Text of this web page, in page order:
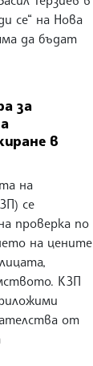
се“ на Нова
да бъдат
за
в
на
се
проверка по
на цените
КЗП
от